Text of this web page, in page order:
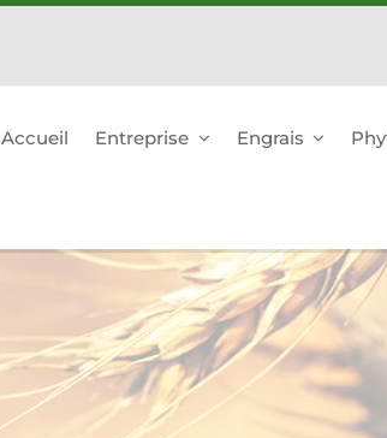
Accueil Entreprise Engrais